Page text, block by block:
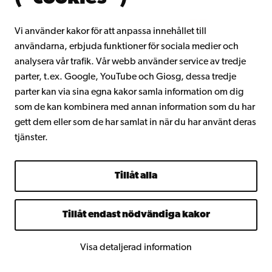
Vi använder kakor för att anpassa innehållet till
användarna, erbjuda funktioner för sociala medier och
analysera vår trafik. Vår webb använder service av tredje
parter, t.ex. Google, YouTube och Giosg, dessa tredje
parter kan via sina egna kakor samla information om dig
som de kan kombinera med annan information som du har
gett dem eller som de har samlat in när du har använt deras
tjänster.
Tillåt alla
Tillåt endast nödvändiga kakor
Visa detaljerad information
Facebook InstagramYouTube LinkedIn Blog Snapchat